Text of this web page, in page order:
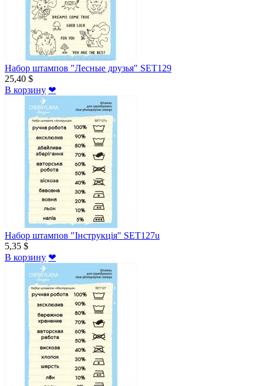
Набор штампов "Лесные друзья" SET129
25,40 $
В корзину ❤
Набор штампов "Інструкція" SET127u
5,35 $
В корзину ❤